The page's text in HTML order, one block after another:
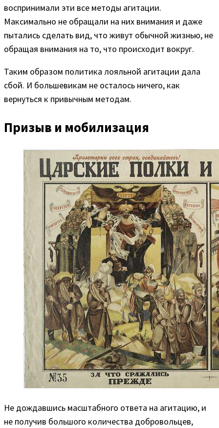
воспринимали эти все методы агитации.
Максимально не обращали на них внимания и даже
пытались сделать вид, что живут обычной жизнью, не
обращая внимания на то, что происходит вокруг.
Таким образом политика лояльной агитации дала
сбой. И большевикам не осталось ничего, как
вернуться к привычным методам.
Призыв и мобилизация
Не дождавшись масштабного ответа на агитацию, и
не получив большого количества добровольцев,